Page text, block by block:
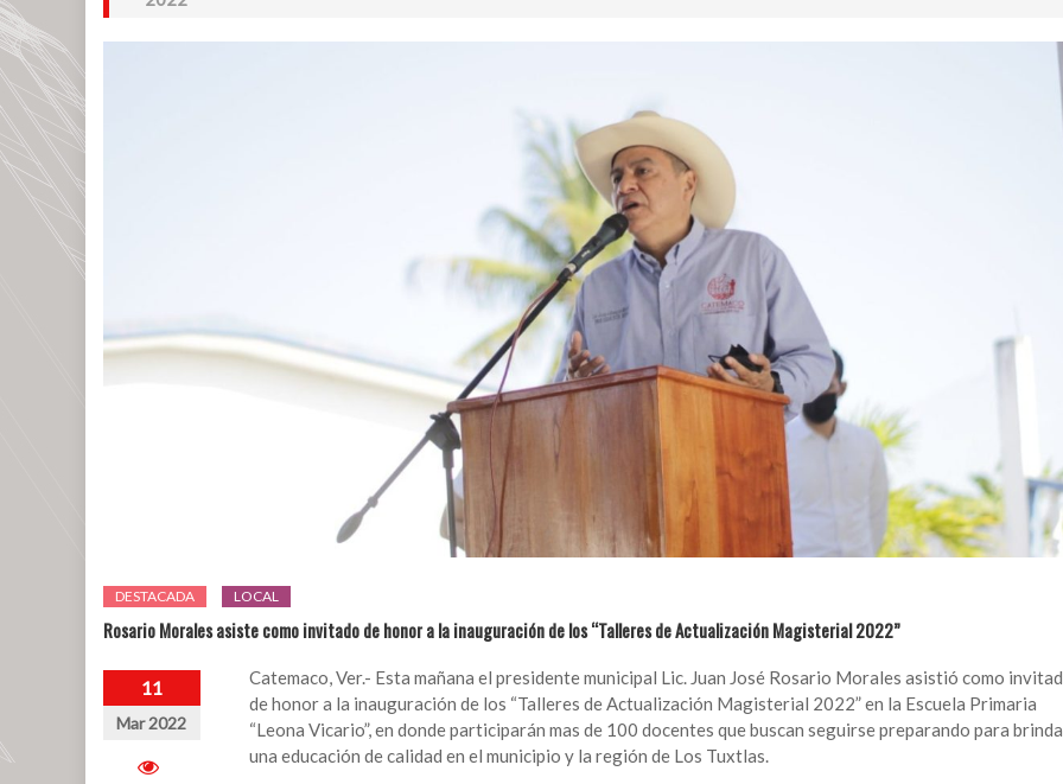
DESTACADA LOCAL
Rosario Morales asiste como invitado de honor a la inauguración de los “Talleres de Actualización Magisterial 2022”
11
Mar 2022
Catemaco, Ver.- Esta mañana el presidente municipal Lic. Juan José Rosario Morales asistió como
de honor a la inauguración de los “Talleres de Actualización Magisterial 2022” en la Escuela Primaria
“Leona Vicario”, en donde participarán mas de 100 docentes que buscan seguirse preparando para
una educación de calidad en el municipio y la región de Los Tuxtlas.